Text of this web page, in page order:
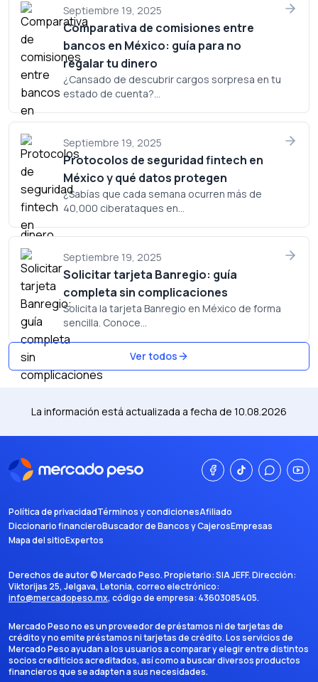
Septiembre 19, 2025
Comparativa de comisiones entre
bancos en México: guía para no
regalar tu dinero
¿Cansado de descubrir cargos sorpresa en tu
estado de cuenta?...
Septiembre 19, 2025
Protocolos de seguridad fintech en
México y qué datos protegen
¿Sabías que cada semana ocurren más de
40,000 ciberataques en...
Septiembre 19, 2025
Solicitar tarjeta Banregio: guía
completa sin complicaciones
Solicita la tarjeta Banregio en México de forma
sencilla. Conoce...
Ver todos
La información está actualizada a fecha de 10.08.2026
Política de privacidadTérminos y condicionesAfiliado
Diccionario financieroBuscador de Bancos y CajerosEmpresas
Mapa del sitioExpertos
Derechos de autor ©Mercado Peso. Propietario:SIA JEFF. Dirección:
Viktorijas 25, Jelgava, Letonia, correo electrónico:
info@mercadopeso.mx, código de empresa: 43603085405.
Mercado Peso no es un proveedor de préstamos ni de tarjetas de
crédito y no emite préstamos ni tarjetas de crédito. Los servicios de
Mercado Peso ayudan a los usuarios a comparar y elegir entre distintos
socios crediticios acreditados, así como a buscar diversos productos
financieros que se adapten a sus necesidades.